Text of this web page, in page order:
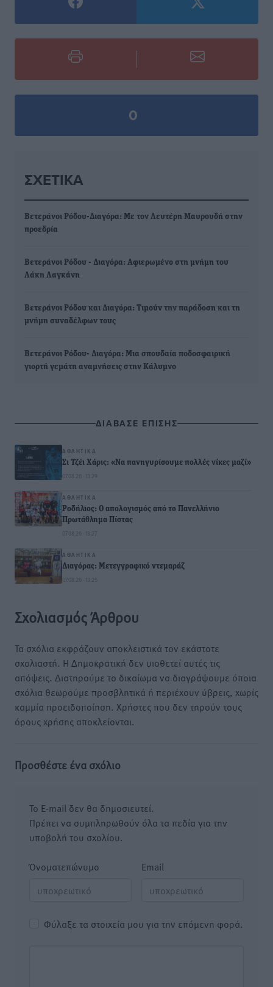
0
ΣΧΕΤΙΚΆ
Βετεράνοι Ρόδου-Διαγόρα: Με τον Λευτέρη Μαυρουδή στην
προεδρία
Βετεράνοι Ρόδου - Διαγόρα: Αφιερωμένο στη μνήμη του
Λάκη Λαγκάνη
Βετεράνοι Ρόδου και Διαγόρα: Τιμούν την παράδοση και τη
μνήμη συναδέλφων τους
Βετεράνοι Ρόδου- Διαγόρα: Μια σπουδαία ποδοσφαιρική
γιορτή γεμάτη αναμνήσεις στην Κάλυμνο
ΔΙΑΒΑΣΕ ΕΠΙΣΗΣ
ΑΘΛΗΤΙΚΆ
Σι Τζέι Χάρις: «Να πανηγυρίσουμε πολλές νίκες μαζί»
07.08.26 · 13:29
ΑΘΛΗΤΙΚΆ
Ροδήλιος: Ο απολογισμός από το Πανελλήνιο
Πρωτάθλημα Πίστας
07.08.26 · 13:27
ΑΘΛΗΤΙΚΆ
Διαγόρας: Μετεγγραφικό ντεμαράζ
07.08.26 · 13:25
Σχολιασμός Άρθρου
Τα σχόλια εκφράζουν αποκλειστικά τον εκάστοτε
σχολιαστή. Η Δημοκρατική δεν υιοθετεί αυτές τις
απόψεις. Διατηρούμε το δικαίωμα να διαγράψουμε όποια
σχόλια θεωρούμε προσβλητικά ή περιέχουν ύβρεις, χωρίς
καμμία προειδοποίηση. Χρήστες που δεν τηρούν τους
όρους χρήσης αποκλείονται.
Προσθέστε ένα σχόλιο
Το E-mail δεν θα δημοσιευτεί.
Πρέπει να συμπληρωθούν όλα τα πεδία για την
υποβολή του σχολίου.
Όνοματεπώνυμο Email
Φύλαξε τα στοιχεία μου για την επόμενη φορά.